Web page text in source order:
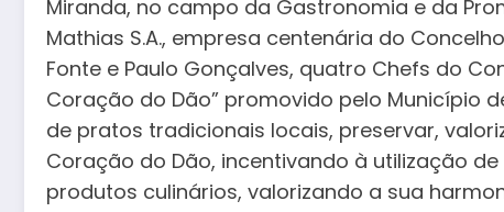
Miranda, no campo da Gastronomia e da
Mathias S.A., empresa centenária do
Fonte e Paulo Gonçalves, quatro Chefs do
Coração do Dão” promovido pelo Município
de pratos tradicionais locais, preservar,
Coração do Dão, incentivando à utilização
produtos culinários, valorizando a sua